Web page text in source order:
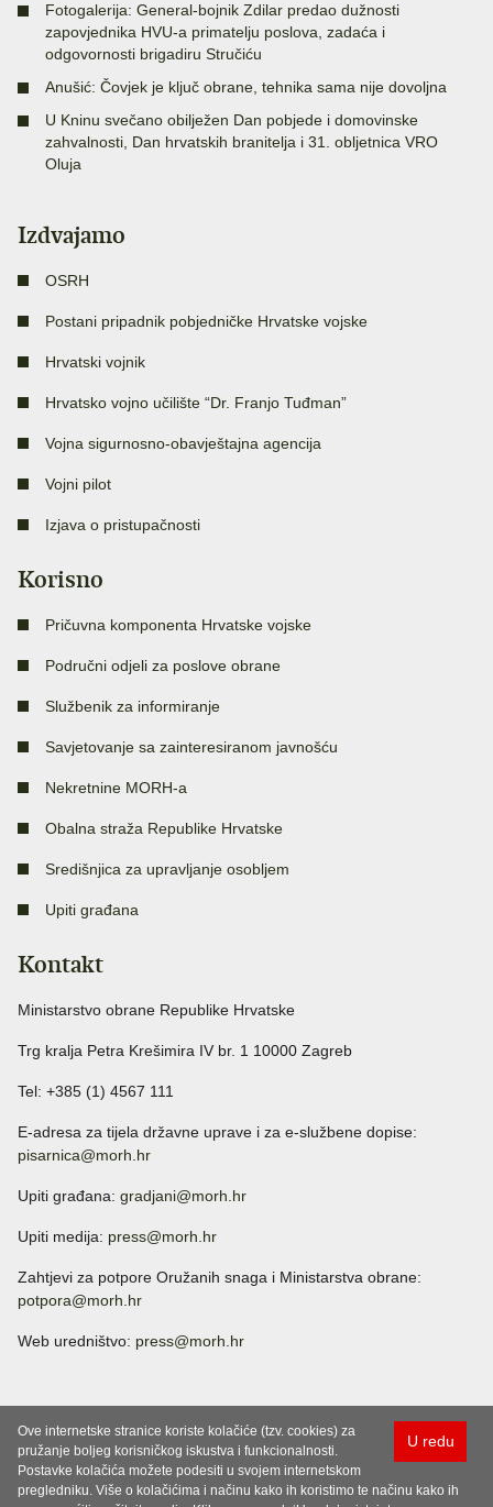
Fotogalerija: General-bojnik Zdilar predao dužnosti
zapovjednika HVU-a primatelju poslova, zadaća i
odgovornosti brigadiru Stručiću
Anušić: Čovjek je ključ obrane, tehnika sama nije dovoljna
U Kninu svečano obilježen Dan pobjede i domovinske
zahvalnosti, Dan hrvatskih branitelja i 31. obljetnica VRO
Oluja
Izdvajamo
OSRH
Postani pripadnik pobjedničke Hrvatske vojske
Hrvatski vojnik
Hrvatsko vojno učilište “Dr. Franjo Tuđman”
Vojna sigurnosno-obavještajna agencija
Vojni pilot
Izjava o pristupačnosti
Korisno
Pričuvna komponenta Hrvatske vojske
Područni odjeli za poslove obrane
Službenik za informiranje
Savjetovanje sa zainteresiranom javnošću
Nekretnine MORH-a
Obalna straža Republike Hrvatske
Središnjica za upravljanje osobljem
Upiti građana
Kontakt
Ministarstvo obrane Republike Hrvatske
Trg kralja Petra Krešimira IV br. 1 10000 Zagreb
Tel: +385 (1) 4567 111
E-adresa za tijela državne uprave i za e-službene dopise:
pisarnica@morh.hr
Upiti građana: gradjani@morh.hr
Upiti medija: press@morh.hr
Zahtjevi za potpore Oružanih snaga i Ministarstva obrane:
potpora@morh.hr
Web uredništvo: press@morh.hr
U redu
Ove internetske stranice koriste kolačiće (tzv. cookies) za
pružanje boljeg korisničkog iskustva i funkcionalnosti.
Postavke kolačića možete podesiti u svojem internetskom
pregledniku. Više o kolačićima i načinu kako ih koristimo te načinu kako ih